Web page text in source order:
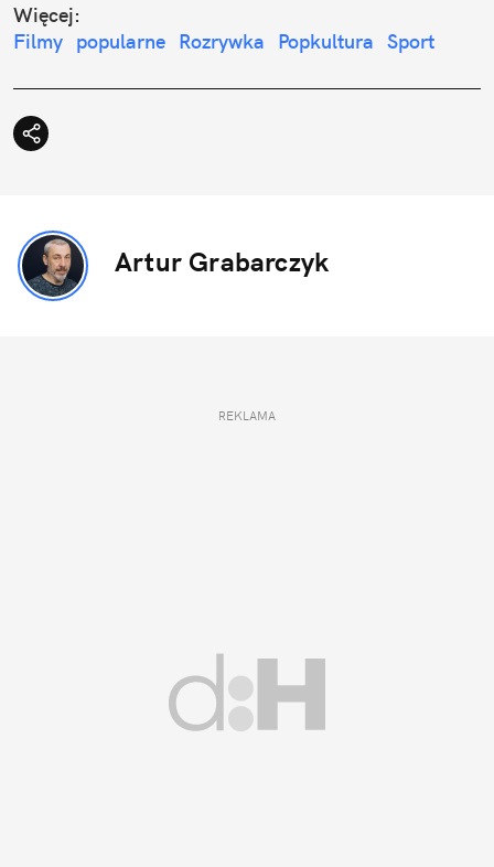
Więcej:
Filmy popularne Rozrywka Popkultura Sport
Artur Grabarczyk
REKLAMA